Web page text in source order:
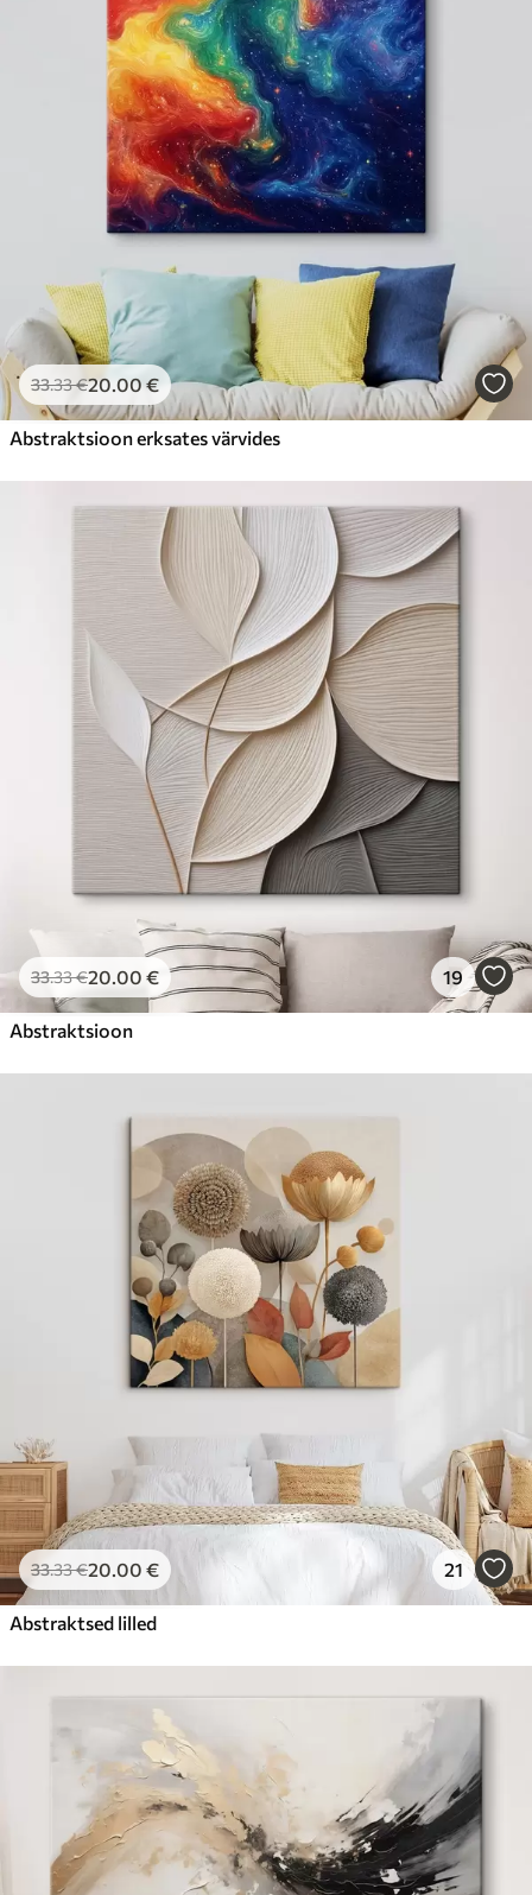
33.33€20 .00 €
Abstraktsioon erksates värvides
33.33€20 .00 € 19
Abstraktsioon
33.33€20 .00 € 21
Abstraktsed lilled